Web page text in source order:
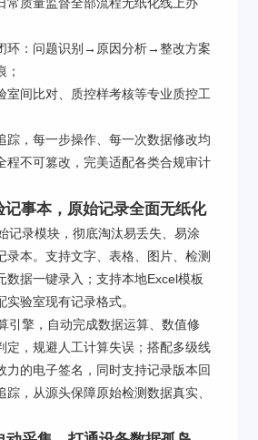
环：问题识别→原因分析→整改方案
室间比对、质控样考核等专业质控工
踪，每一步操作、每一次数据修改均
程不可篡改，完美适配各类合规审计
记事本，原始记录全面无纸化
录模块，彻底淘汰易丢失、易涂
录本。支持文字、表格、图片、检测
数据一键录入；支持本地Excel模板
验室现有记录格式。
擎，自动完成数据运算、数值修
定，规避人工计算失误；搭配多级线
力的电子签名，同时支持记录版本回
踪，从源头保障原始检测数据真实、